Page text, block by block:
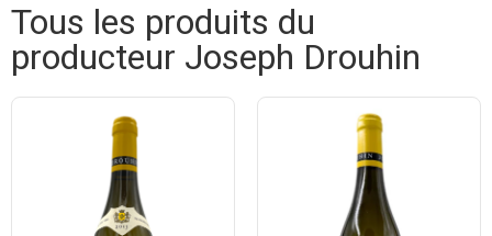
Tous les produits du
producteur Joseph Drouhin